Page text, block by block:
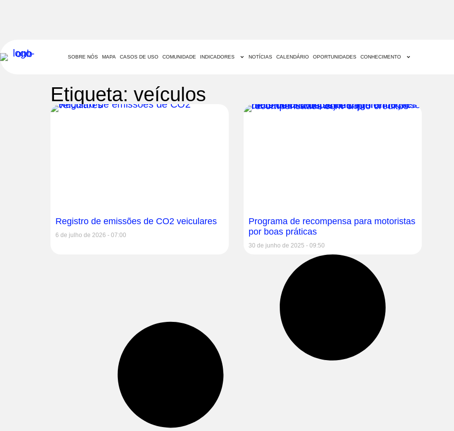
SOBRE NÓS MAPA CASOS DE USO COMUNIDADE INDICADORES NOTÍCIAS CALENDÁRIO OPORTUNIDADES CONHECIMENTO
Etiqueta: veículos
Registro de emissões de CO2 veiculares
6 de julho de 2026 07:00
Programa de recompensa para motoristas
por boas práticas
30 de junho de 2025 09:50